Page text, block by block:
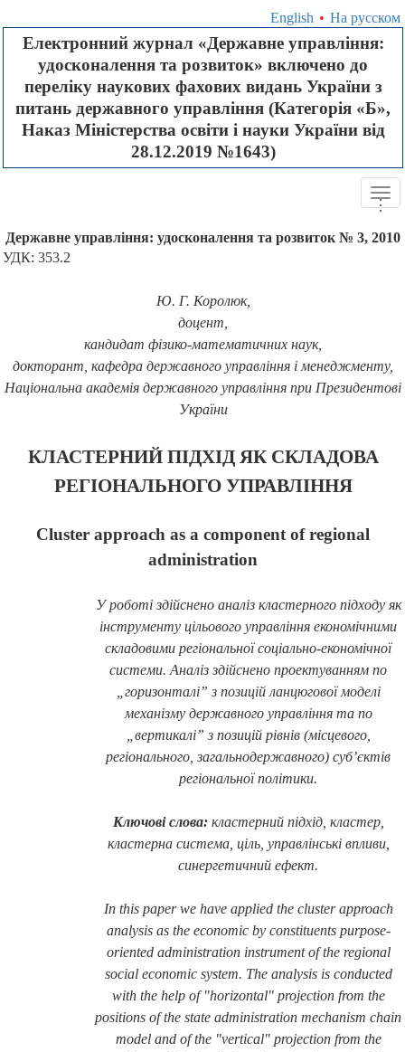
English • На русском
Електронний журнал «Державне управління:
удосконалення та розвиток» включено до
переліку наукових фахових видань України з
питань державного управління (Категорія «Б»,
Наказ Міністерства освіти і науки України від
28.12.2019 №1643)
...
Державне управління: удосконалення та розвиток № 3, 2010
УДК: 353.2
Ю. Г. Королюк,
доцент,
кандидат фізико-математичних наук,
докторант, кафедра державного управління і менеджменту,
Національна академія державного управління при Президентові
України
КЛАСТЕРНИЙ ПІДХІД ЯК СКЛАДОВА
РЕГІОНАЛЬНОГО УПРАВЛІННЯ
Cluster approach as a component of regional
administration
У роботі здійснено аналіз кластерного підходу як
інструменту цільового управління економічними
складовими регіональної соціально-економічної
системи. Аналіз здійснено проектуванням по
„горизонталі” з позицій ланцюгової моделі
механізму державного управління та по
„вертикалі” з позицій рівнів (місцевого,
регіонального, загальнодержавного) суб’єктів
регіональної політики.
Ключові слова:кластерний підхід, кластер,
кластерна система, ціль, управлінські впливи,
синергетичний ефект.
In this paper we have applied the cluster approach
analysis as the economic by constituents purpose-
oriented administration instrument of the regional
social economic system. The analysis is conducted
with the help of "horizontal" projection from the
positions of the state administration mechanism chain
model and of the "vertical" projection from the